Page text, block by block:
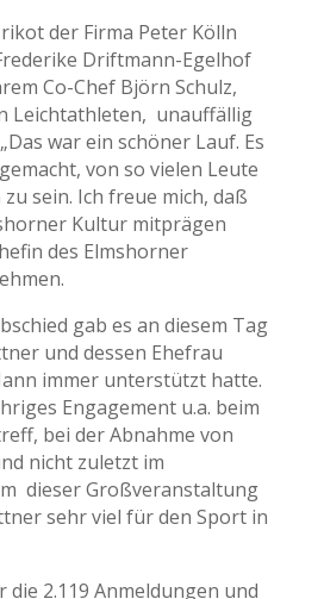
der Firma Peter Kölln
Driftmann-Egelhof
Co-Chef Björn Schulz,
Leichtathleten, unauffällig
war ein schöner Lauf. Es
von so vielen Leute
sein. Ich freue mich, daß
Kultur mitprägen
des Elmshorner
gab es an diesem Tag
und dessen Ehefrau
immer unterstützt hatte.
Engagement u.a. beim
bei der Abnahme von
nicht zuletzt im
dieser Großveranstaltung
sehr viel für den Sport in
2.119 Anmeldungen und